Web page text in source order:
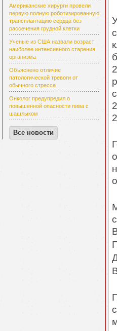
Американские хирурги провели
первую полную роботизированную
трансплантацию сердца без
рассечения грудной клетки
Ученые из США назвали возраст
наиболее интенсивного старения
организма
Объяснено отличие
патологической тревоги от
обычного стресса
Онколог предупредил о
повышенной опасности пива с
шашлыком
Все новости